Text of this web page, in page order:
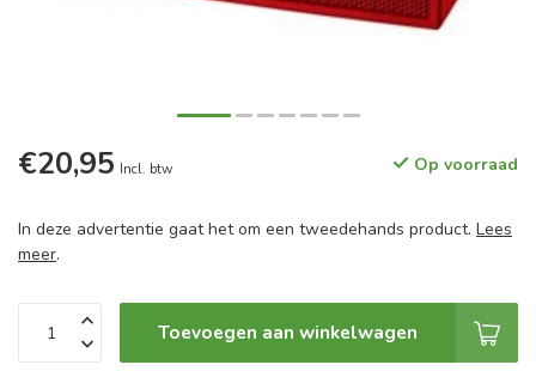
€20,95 Incl. btw Op voorraad
In deze advertentie gaat het om een tweedehands product. Lees
meer.
Toevoegen aan winkelwagen